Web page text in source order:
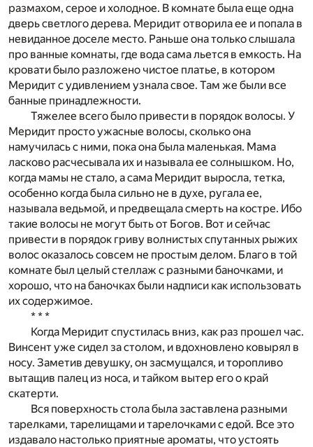
размахом, серое и холодное. В комнате была еще одна
дверь светлого дерева. Меридит отворила ее и попала в
невиданное доселе место. Раньше она только слышала
про ванные комнаты, где вода сама льется в емкость. На
кровати было разложено чистое платье, в котором
Меридит с удивлением узнала свое. Там же были все
банные принадлежности.
Тяжелее всего было привести в порядок волосы. У
Меридит просто ужасные волосы, сколько она
намучилась с ними, пока она была маленькая. Мама
ласково расчесывала их и называла ее солнышком. Но,
когда мамы не стало, а сама Меридит выросла, тетка,
особенно когда была сильно не в духе, ругала ее,
называла ведьмой, и предвещала смерть на костре. Ибо
такие волосы не могут быть от Богов. Вот и сейчас
привести в порядок гриву волнистых спутанных рыжих
волос оказалось совсем не простым делом. Благо в той
комнате был целый стеллаж с разными баночками, и
хорошо, что на баночках были надписи как использовать
их содержимое.
* * *
Когда Меридит спустилась вниз, как раз прошел час.
Винсент уже сидел за столом, и вдохновлено ковырял в
носу. Заметив девушку, он засмущался, и торопливо
вытащив палец из носа, и тайком вытер его о край
скатерти.
Вся поверхность стола была заставлена разными
тарелками, тарелищами и тарелочками с едой. Все это
издавало настолько приятные ароматы, что устоять